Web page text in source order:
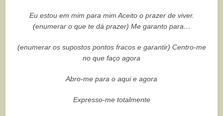
Eu estou em mim para mim Aceito o prazer de viver.
(enumerar o que te dá prazer) Me garanto para…
(enumerar os supostos pontos fracos e garantir) Centro-me
no que faço agora
Abro-me para o aqui e agora
Expresso-me totalmente